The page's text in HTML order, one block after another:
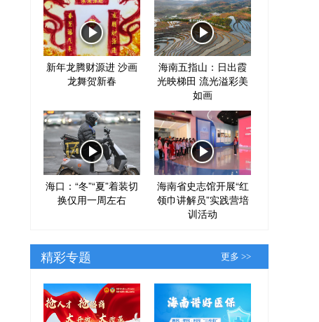
新年龙腾财源进 沙画
龙舞贺新春
海南五指山：日出霞
光映梯田 流光溢彩美
如画
海口：“冬”“夏”着装切
换仅用一周左右
海南省史志馆开展“红
领巾讲解员”实践营培
训活动
精彩专题 更多 >>